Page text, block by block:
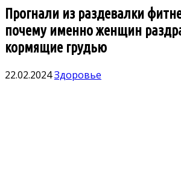
Прогнали из раздевалки
почему именно женщин
кормящие грудью
22.02.2024Здоровье